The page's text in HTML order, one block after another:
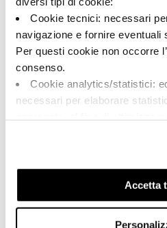
Cookie tecnici: necessari
navigazione e fornire eventuali
Per questi cookie non occorre
consenso.
Cookie analytics/statistici:
necessari per elaborare
Cookie di profilazione/
previo tuo consenso, per
navigazione e mostrarti quindi
linea con le tue preferenze.
Accetta